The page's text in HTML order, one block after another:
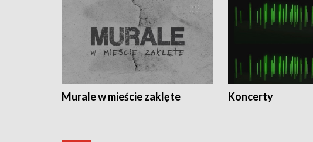
Murale w mieście zaklęte Koncerty